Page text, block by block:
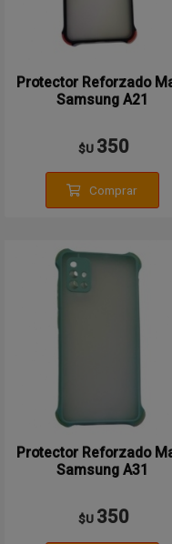
Protector Reforzado
Samsung A21
$U 350
Comprar
Protector Reforzado
Samsung A31
$U 350